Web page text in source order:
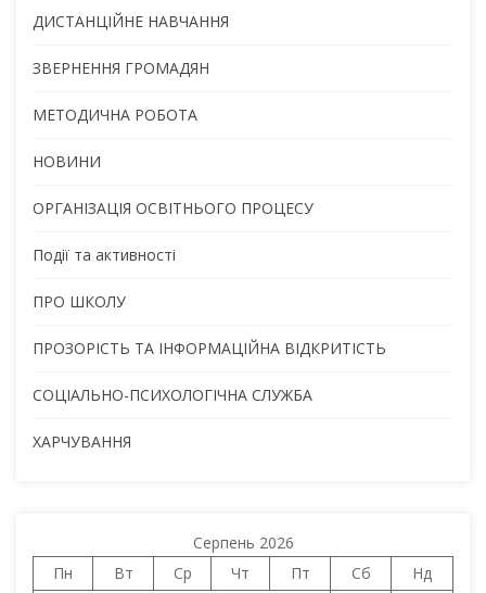
ДИСТАНЦІЙНЕ НАВЧАННЯ
ЗВЕРНЕННЯ ГРОМАДЯН
МЕТОДИЧНА РОБОТА
НОВИНИ
ОРГАНІЗАЦІЯ ОСВІТНЬОГО ПРОЦЕСУ
Події та активності
ПРО ШКОЛУ
ПРОЗОРІСТЬ ТА ІНФОРМАЦІЙНА ВІДКРИТІСТЬ
СОЦІАЛЬНО-ПСИХОЛОГІЧНА СЛУЖБА
ХАРЧУВАННЯ
Серпень 2026
Пн
Вт Ср Чт Пт Сб Нд